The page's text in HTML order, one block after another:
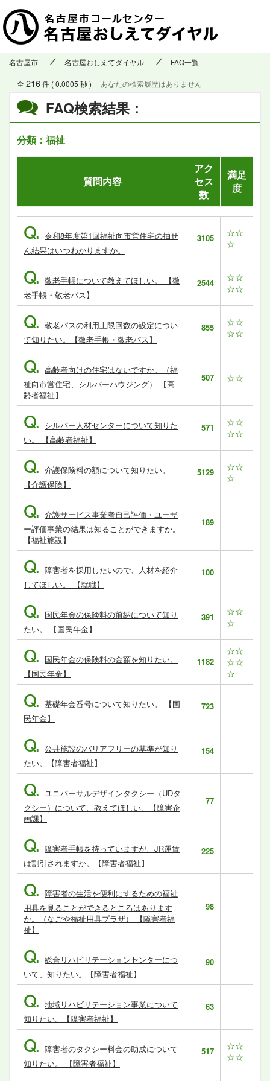
名古屋市 名古屋おしえてダイヤル FAQ一覧
FAQ検索結果：
分類：福祉
全216件 ( 0.0005 秒 ) | あなたの検索履歴はありません
質問内容
アク
セス
数
満足
度
Q. 令和8年度第1回福祉向市営住宅の抽せ
ん結果はいつわかりますか。
3105
☆☆
☆
Q. 敬老手帳について教えてほしい。 【敬
老手帳・敬老パス】
2544
☆☆
☆☆
Q. 敬老パスの利用上限回数の設定につい
て知りたい。【敬老手帳・敬老パス】
855
☆☆
☆☆
Q. 高齢者向けの住宅はないですか。（福
祉向市営住宅、シルバーハウジング） 【高
齢者福祉】
507 ☆☆
Q. シルバー人材センターについて知りた
い。 【高齢者福祉】
571
☆☆
☆☆
Q. 介護保険料の額について知りたい。
【介護保険】
5129
☆☆
☆
Q. 介護サービス事業者自己評価・ユーザ
ー評価事業の結果は知ることができますか。
【福祉施設】
189
Q. 障害者を採用したいので、人材を紹介
してほしい。 【就職】
100
Q. 国民年金の保険料の前納について知り
たい。 【国民年金】
391
☆☆
☆
Q. 国民年金の保険料の金額を知りたい。
【国民年金】
1182
☆☆
☆☆
☆
Q. 基礎年金番号について知りたい。 【国
民年金】
723
Q. 公共施設のバリアフリーの基準が知り
たい。【障害者福祉】
154
Q. ユニバーサルデザインタクシー（UDタ
クシー）について、教えてほしい。【障害企
画課】
77
Q. 障害者手帳を持っていますが、JR運賃
は割引されますか。【障害者福祉】
225
Q. 障害者の生活を便利にするための福祉
用具を見ることができるところはあります
か。（なごや福祉用具プラザ） 【障害者福
祉】
98
Q. 総合リハビリテーションセンターにつ
いて、知りたい。【障害者福祉】
90
Q. 地域リハビリテーション事業について
知りたい。【障害者福祉】
63
Q. 障害者のタクシー料金の助成について
知りたい。 【障害者福祉】
517
☆☆
☆☆